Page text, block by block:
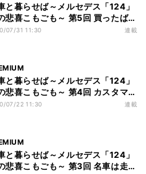
と暮らせば～メルセデス「124」
悲喜こもごも～ 第5回 買ったばか
「S124」2号機、まさかのKO!
07/31 11:30 連載
と暮らせば～メルセデス「124」
悲喜こもごも～ 第4回 カスタマイ
古いクルマの楽しみ! 装備品アレ
07/22 11:30 連載
と暮らせば～メルセデス「124」
悲喜こもごも～ 第3回 名車は走ら